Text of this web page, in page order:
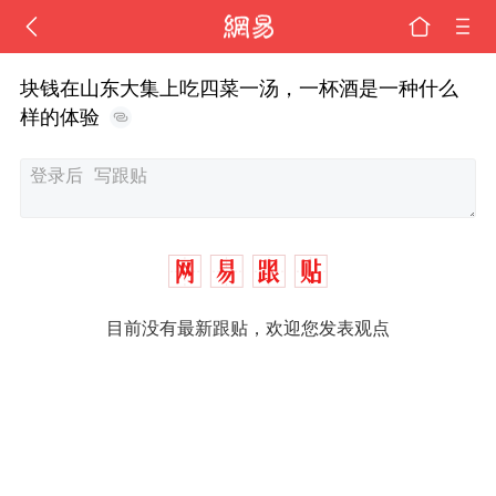
块钱在山东大集上吃四菜一汤，一杯酒是一种什么
样的体验
目前没有最新跟贴，欢迎您发表观点